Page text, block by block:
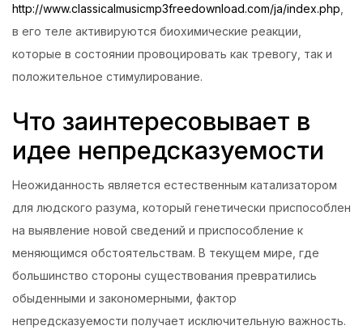
http://www.classicalmusicmp3freedownload.com/ja/index.php
в его теле активируются биохимические реакции,
которые в состоянии провоцировать как тревогу, так и
положительное стимулирование.
Что заинтересовывает в
идее непредсказуемости
Неожиданность является естественным катализатором
для людского разума, который генетически приспособлен
на выявление новой сведений и приспособление к
меняющимся обстоятельствам. В текущем мире, где
большинство стороны существования превратились
обыденными и закономерными, фактор
непредсказуемости получает исключительную важность.